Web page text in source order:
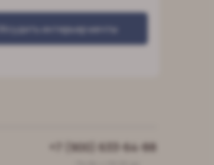
Обсудить интерьер мечты
+7 (900) 633-64-88